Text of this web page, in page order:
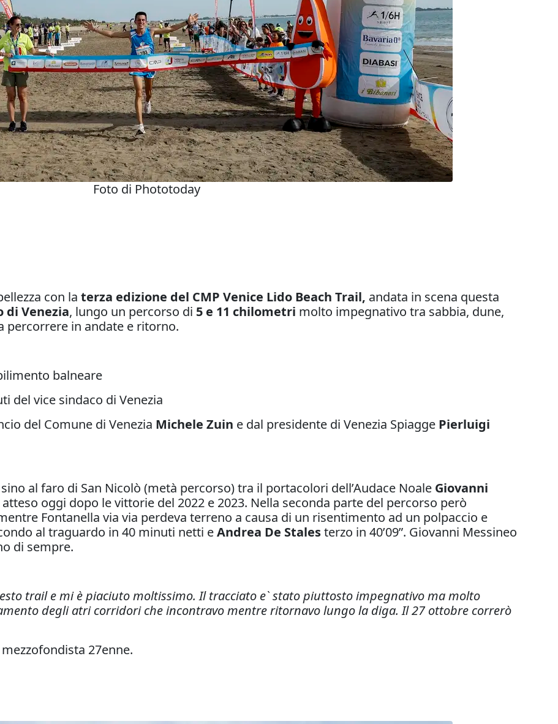
Foto di Phototoday
con la terza edizione del CMP Venice Lido Beach Trail, andata in scena questa
di Venezia, lungo un percorso di 5 e 11 chilometri molto impegnativo tra sabbia, dune,
percorrere in andate e ritorno.
balneare
del vice sindaco di Venezia
del Comune di Venezia Michele Zuin e dal presidente di Venezia Spiagge Pierluigi
al faro di San Nicolò (metà percorso) tra il portacolori dell’Audace Noale Giovanni
atteso oggi dopo le vittorie del 2022 e 2023. Nella seconda parte del percorso però
Fontanella via via perdeva terreno a causa di un risentimento ad un polpaccio e
al traguardo in 40 minuti netti eAndrea De Stalesterzo in 40’09”. Giovanni Messineo
di sempre.
trail e mi è piaciuto moltissimo. Il tracciato e` stato piuttosto impegnativo ma molto
degli atri corridori che incontravo mentre ritornavo lungo la diga. Il 27 ottobre correrò
27enne.